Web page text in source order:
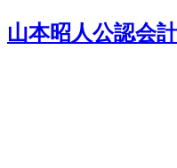
山本昭人公認会